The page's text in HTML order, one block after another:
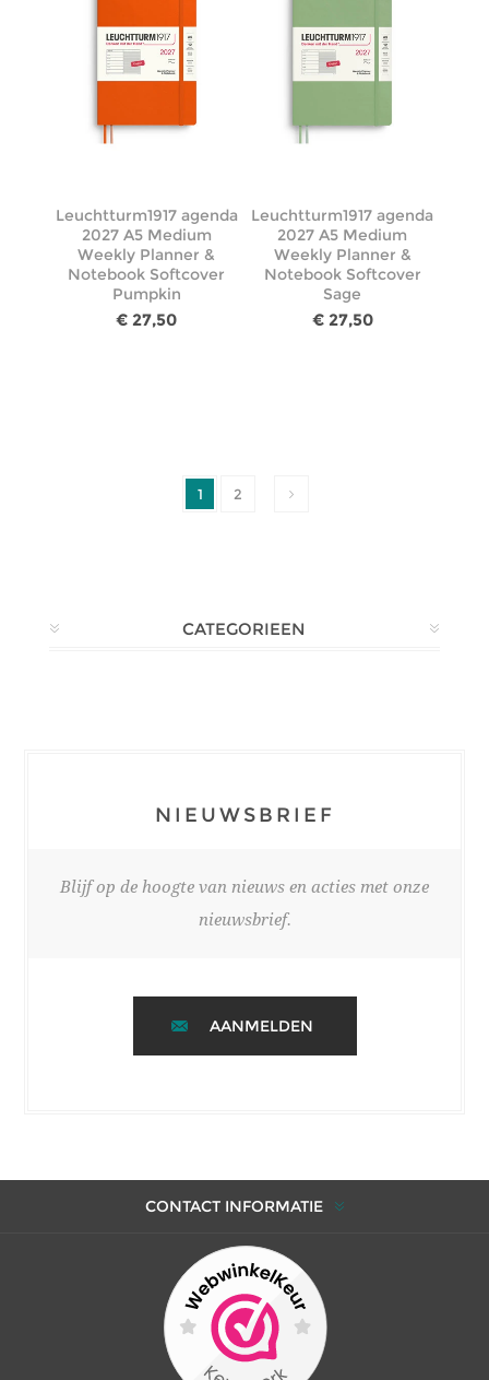
Leuchtturm1917 agenda
2027 A5 Medium
Weekly Planner &
Notebook Softcover
Pumpkin
€ 27,50
Leuchtturm1917 agenda
2027 A5 Medium
Weekly Planner &
Notebook Softcover
Sage
€ 27,50
1 2
CATEGORIEEN
NIEUWSBRIEF
Blijf op de hoogte van nieuws en acties met onze
nieuwsbrief.
AANMELDEN
CONTACT INFORMATIE